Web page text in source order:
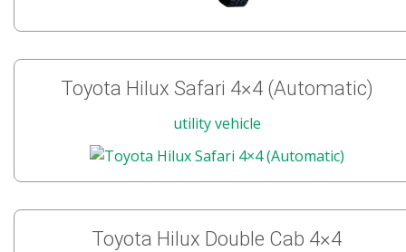
Toyota Hilux Safari 4×4 (Automatic)
utility vehicle
Toyota Hilux Double Cab 4×4